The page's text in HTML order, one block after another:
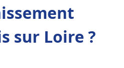
sur Loire ?